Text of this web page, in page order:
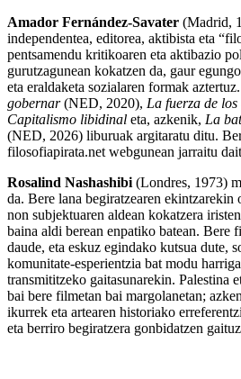
Amador Fernández-Savater (Madrid,
independentea, editorea, aktibista eta
pentsamendu kritikoaren eta aktibazio
gurutzagunean kokatzen da, gaur
eta eraldaketa sozialaren formak
gobernar(NED, 2020), La fuerza de los
Capitalismo libidinal eta, azkenik, La
(NED, 2026) liburuak argitaratu ditu.
filosofiapirata.net webgunean jarraitu
Rosalind Nashashibi (Londres, 1973)
da. Bere lana begiratzearen ekintzarekin
non subjektuaren aldean kokatzera
baina aldi berean enpatiko batean. Bere
daude, eta eskuz egindako kutsua dute,
komunitate-esperientzia bat modu
transmititzeko gaitasunarekin. Palestina
bai bere filmetan bai margolanetan;
ikurrek eta artearen historiako
eta berriro begiratzera gonbidatzen